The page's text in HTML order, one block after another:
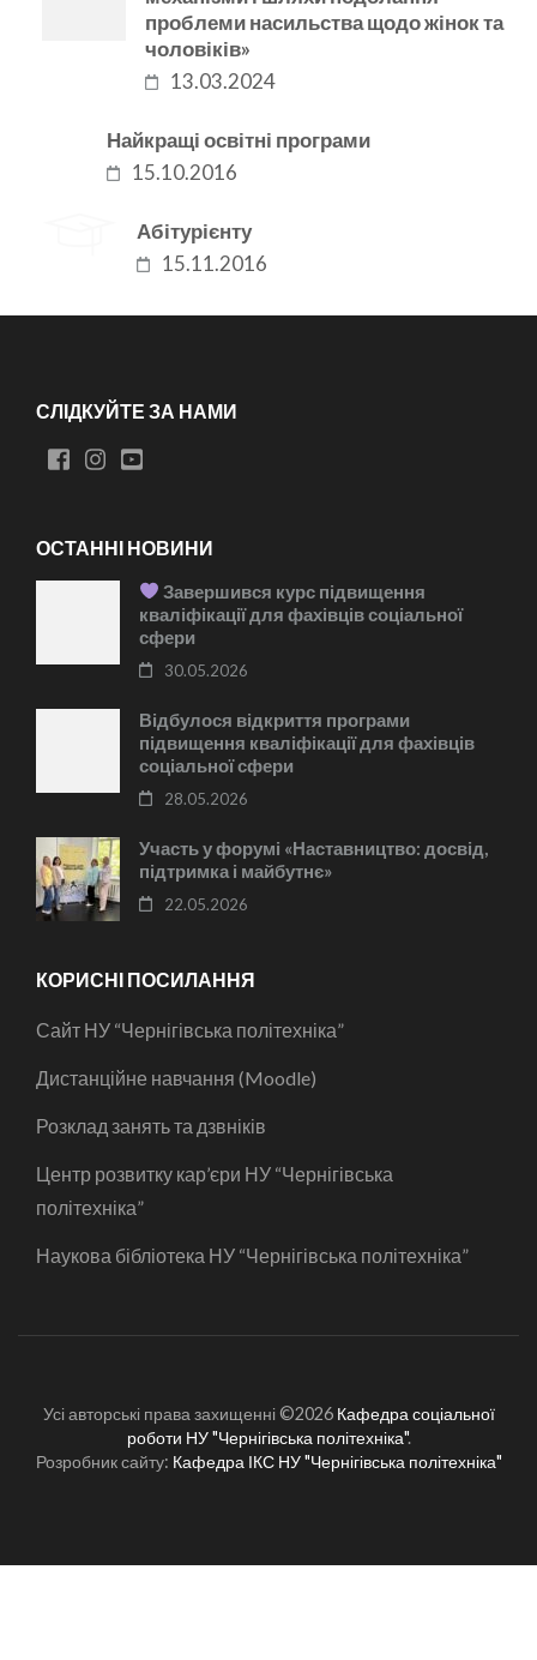
проблеми насильства щодо жінок та
чоловіків»
13.03.2024
Найкращі освітні програми
15.10.2016
Абітурієнту
15.11.2016
СЛІДКУЙТЕ ЗА НАМИ
ОСТАННІ НОВИНИ
Завершився курс підвищення
кваліфікації для фахівців соціальної
сфери
30.05.2026
Відбулося відкриття програми
підвищення кваліфікації для фахівців
соціальної сфери
28.05.2026
Участь у форумі «Наставництво: досвід,
підтримка і майбутнє»
22.05.2026
КОРИСНІ ПОСИЛАННЯ
Сайт НУ “Чернігівська політехніка”
Дистанційне навчання (Moodle)
Розклад занять та дзвніків
Центр розвитку кар’єри НУ “Чернігівська
політехніка”
Наукова бібліотека НУ “Чернігівська політехніка”
Усі авторські права захищенні ©2026 Кафедра соціальної
роботи НУ "Чернігівська політехніка".
Розробник сайту: Кафедра ІКС НУ "Чернігівська політехніка"